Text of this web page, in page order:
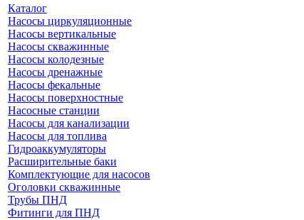
Каталог
Насосы циркуляционные
Насосы вертикальные
Насосы скважинные
Насосы колодезные
Насосы дренажные
Насосы фекальные
Насосы поверхностные
Насосные станции
Насосы для канализации
Насосы для топлива
Гидроаккумуляторы
Расширительные баки
Комплектующие для насосов
Оголовки скважинные
Трубы ПНД
Фитинги для ПНД